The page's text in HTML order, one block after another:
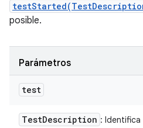
posible.
Parámetros
test
TestDescription : Identifica